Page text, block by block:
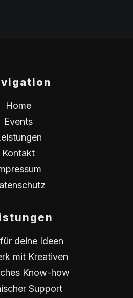
Home
Events
Kontakt
deine Ideen
mit Kreativen
Know-how
Support